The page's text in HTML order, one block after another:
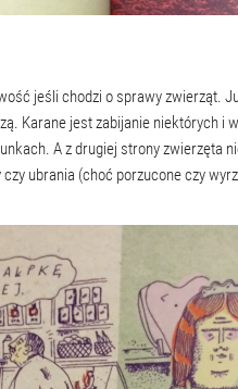
jeśli chodzi o sprawy zwierząt.
Karane jest zabijanie niektórych i
A z drugiej strony zwierzęta
ubrania (choć porzucone czy